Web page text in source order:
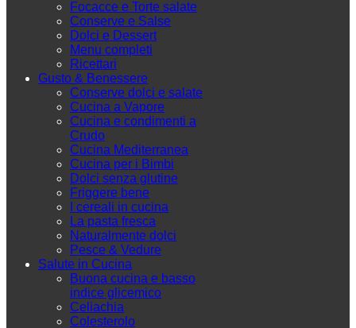
Focacce e Torte salate
Conserve e Salse
Dolci e Dessert
Menu completi
Ricettari
Gusto & Benessere
Conserve dolci e salate
Cucina a Vapore
Cucina e condimenti a
Crudo
Cucina Mediterranea
Cucina per i Bimbi
Dolci senza glutine
Friggere bene
I cereali in cucina
La pasta fresca
Naturalmente dolci
Pesce & Vedure
Salute in Cucina
Buona cucina e basso
indice glicemico
Celiachia
Colesterolo